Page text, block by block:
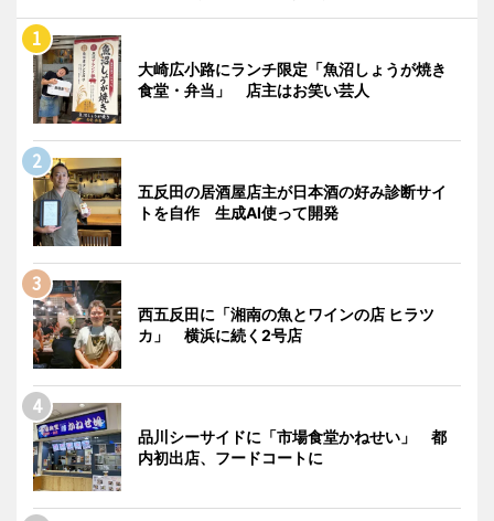
大崎広小路にランチ限定「魚沼しょうが焼き
食堂・弁当」 店主はお笑い芸人
五反田の居酒屋店主が日本酒の好み診断サイ
トを自作 生成AI使って開発
西五反田に「湘南の魚とワインの店 ヒラツ
カ」 横浜に続く2号店
品川シーサイドに「市場食堂かねせい」 都
内初出店、フードコートに